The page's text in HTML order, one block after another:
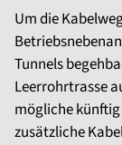
Um die
Tunnels
Leerrohrtrasse
mögliche
zusätzliche